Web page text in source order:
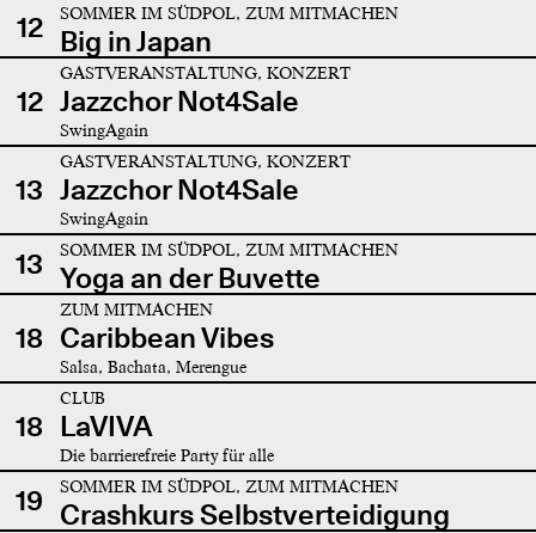
12
SOMMER IM SÜDPOL, ZUM MITMACHEN
Big in Japan
12
GASTVERANSTALTUNG, KONZERT
Jazzchor Not4Sale
SwingAgain
13
GASTVERANSTALTUNG, KONZERT
Jazzchor Not4Sale
SwingAgain
13 SOMMER IM SÜDPOL, ZUM MITMACHEN
Yoga an der Buvette
18
ZUM MITMACHEN
Caribbean Vibes
Salsa, Bachata, Merengue
18
CLUB
LaVIVA
Die barrierefreie Party für alle
19 SOMMER IM SÜDPOL, ZUM MITMACHEN
Crashkurs Selbstverteidigung